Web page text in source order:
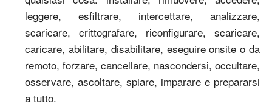
leggere, esfiltrare, intercettare, analizzare,
scaricare, crittografare, riconfigurare, scaricare,
caricare, abilitare, disabilitare, eseguire onsite o da
remoto, forzare, cancellare, nascondersi, occultare,
osservare, ascoltare, spiare, imparare e prepararsi
a tutto.